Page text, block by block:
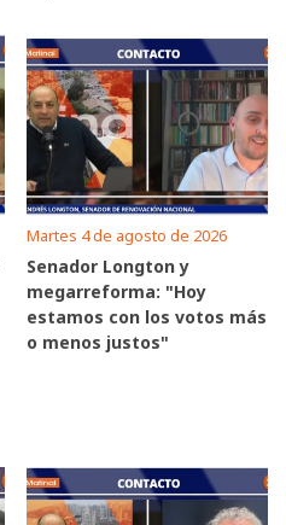
Martes 4 de agosto de 2026
Senador Longton y
megarreforma: "Hoy
estamos con los votos más
o menos justos"